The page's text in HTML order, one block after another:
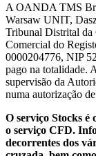
A OANDA TMS
Warsaw UNIT,
Tribunal Distrital da
Comercial do
0000204776, NIP
pago na totalidade.
supervisão da
numa autorização
O serviço Stocks é
o serviço CFD.
decorrentes dos